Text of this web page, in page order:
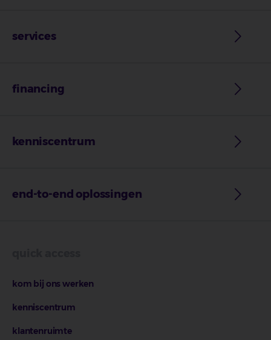
services
financing
kenniscentrum
end-to-end oplossingen
kom bij ons werken
kenniscentrum
klantenruimte